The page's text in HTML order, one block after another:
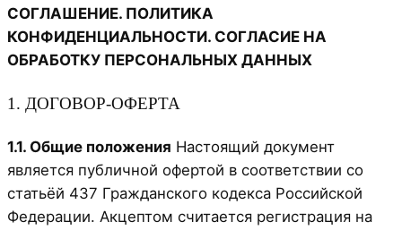
СОГЛАШЕНИЕ. ПОЛИТИКА
КОНФИДЕНЦИАЛЬНОСТИ. СОГЛАСИЕ НА
ОБРАБОТКУ ПЕРСОНАЛЬНЫХ ДАННЫХ
1. ДОГОВОР-ОФЕРТА
1.1. Общие положения Настоящий документ
является публичной офертой в соответствии со
статьёй 437 Гражданского кодекса Российской
Федерации. Акцептом считается регистрация на